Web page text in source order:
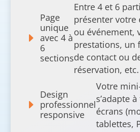
E
Page
unique
avec 4 à
6
sections
Entre 4 et 6
présenter votre
ou événement,
prestations, un
de contact ou
réservation, etc.
E
Design
professionnel
responsive
Votre
s’adapte
écrans
tablettes,